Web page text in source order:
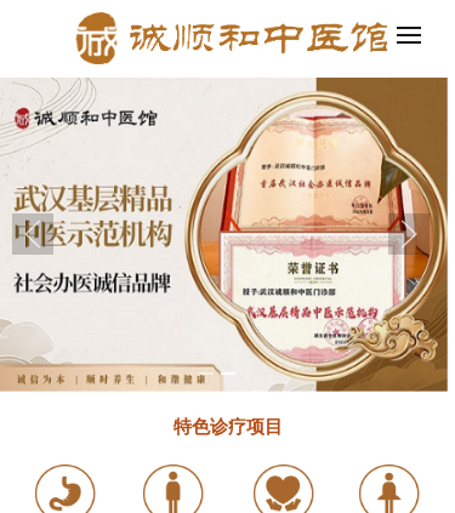
特色诊疗项目
轻松创建企业官网和小程序！ 2.百度智能建站发布啦！